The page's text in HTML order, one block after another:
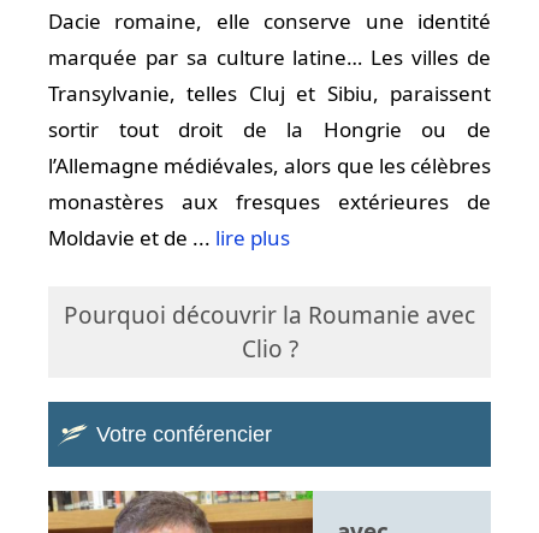
Dacie romaine, elle conserve une identité
marquée par sa culture latine… Les villes de
Transylvanie, telles Cluj et Sibiu, paraissent
sortir tout droit de la Hongrie ou de
l’Allemagne médiévales, alors que les célèbres
monastères aux fresques extérieures de
Moldavie et de ... lire plus
Pourquoi découvrir la Roumanie avec
Clio ?
Votre conférencier